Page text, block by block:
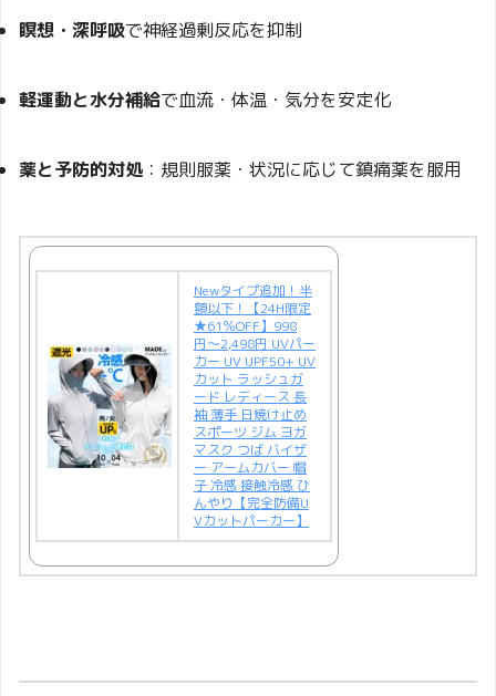
瞑想・深呼吸で神経過剰反応を抑制
軽運動と水分補給で血流・体温・気分を安定化
薬と予防的対処 ：規則服薬・状況に応じて鎮痛薬を服用
Newタイプ追加！半
額以下！【24H限定
★61％OFF】998
円〜2,498円 UVパー
カー UV UPF50+ UV
カット ラッシュガ
ード レディース 長
袖 薄手 日焼け止め
スポーツ ジム ヨガ
マスク つば バイザ
ー アームカバー 帽
子 冷感 接触冷感 ひ
んやり【完全防備U
Vカットパーカー】